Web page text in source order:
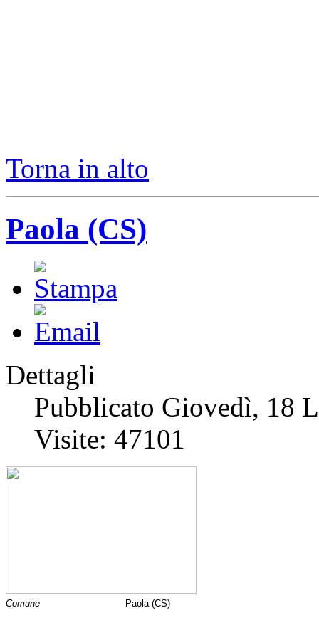
Torna in alto
Paola (CS)
Dettagli
Pubblicato Giovedì, 18
Visite: 47101
Comune Paola (CS)